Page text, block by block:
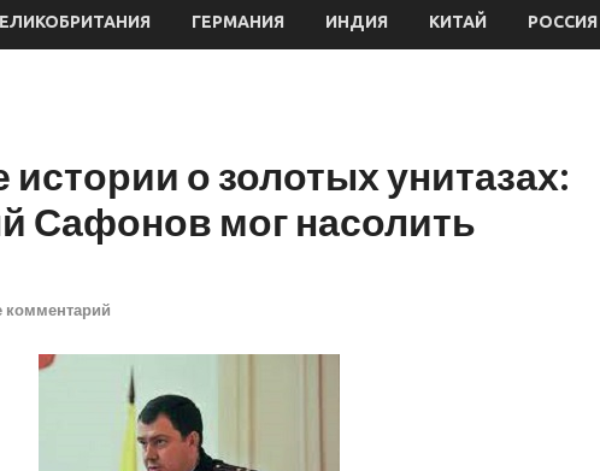
ГЕРМАНИЯ ИНДИЯ КИТАЙ РОССИЯ
о золотых унитазах:
Сафонов мог насолить
комментарий